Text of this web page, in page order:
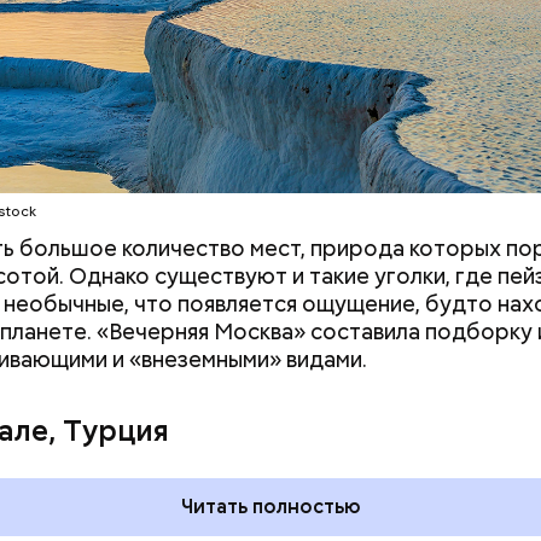
большое количество мест, природа которых
Однако существуют и такие уголки, где
необычные, что появляется ощущение, будто
«Вечерняя Москва» составила подборку
и «внеземными» видами.
Турция
Читать полностью
— испанский бизнесмен, который начинал с
сумел построить собственную компанию Inditex,
контролировать акции своей компании. Его
примерно в 148 миллиардов долларов.